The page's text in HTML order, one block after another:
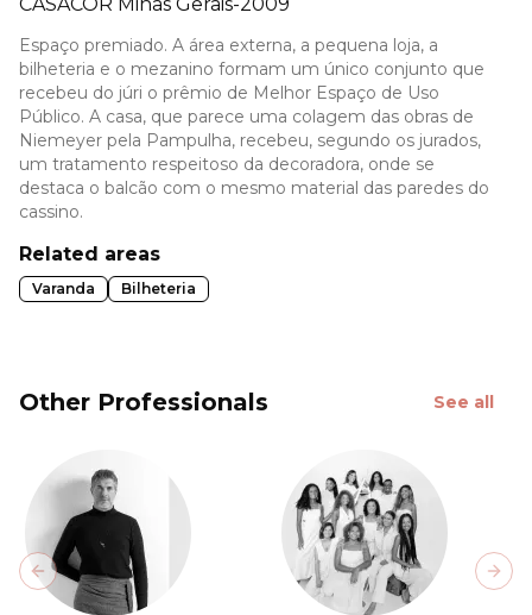
Espaço premiado. A área externa, a pequena loja, a
bilheteria e o mezanino formam um único conjunto que
recebeu do júri o prêmio de Melhor Espaço de Uso
Público. A casa, que parece uma colagem das obras de
Niemeyer pela Pampulha, recebeu, segundo os jurados,
um tratamento respeitoso da decoradora, onde se
destaca o balcão com o mesmo material das paredes do
cassino.
Related areas
Varanda Bilheteria
Other Professionals See all
Previous slide